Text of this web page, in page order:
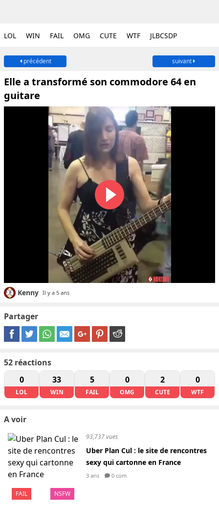
LOL WIN FAIL OMG CUTE WTF JLBCSDP
précédent suivant
Elle a transformé son commodore 64 en
guitare
Kenny Il y a 5 ans
Partager
52 réactions
0
LOL
33
WIN
5
FAIL
0
OMG
2
CUTE
0
WTF
A voir
FAIL NSFW
93,737 vues
Uber Plan Cul : le site de rencontres
sexy qui cartonne en France
3 ans 0 com